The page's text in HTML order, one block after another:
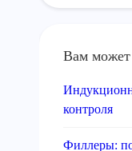
Вам может
контроля
Филлеры: